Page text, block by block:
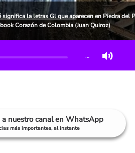
significa la letras Gl que aparecen en Piedra del
Corazón de Colombia (Juan Quiroz)
…
a nuestro canal en WhatsApp
más importantes, al instante